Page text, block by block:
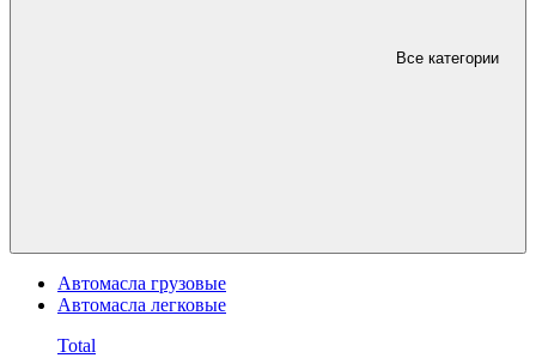
Все категории
Автомасла грузовые
Автомасла легковые
Total